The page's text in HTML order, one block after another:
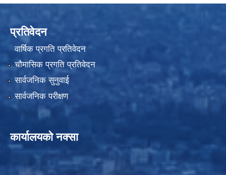
प्रतिवेदन
वार्षिक प्रगति प्रतिवेदन
चौमासिक प्रगति प्रतिवेदन
सार्वजनिक सुनुवाई
सार्वजनिक परीक्षण
कार्यालयको नक्सा